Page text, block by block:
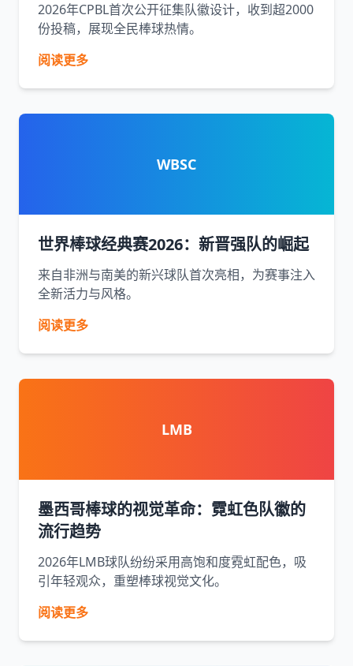
2026年CPBL首次公开征集队徽设计，收到超2000
份投稿，展现全民棒球热情。
阅读更多
WBSC
世界棒球经典赛2026：新晋强队的崛起
来自非洲与南美的新兴球队首次亮相，为赛事注入
全新活力与风格。
阅读更多
LMB
墨西哥棒球的视觉革命：霓虹色队徽的
流行趋势
2026年LMB球队纷纷采用高饱和度霓虹配色，吸
引年轻观众，重塑棒球视觉文化。
阅读更多